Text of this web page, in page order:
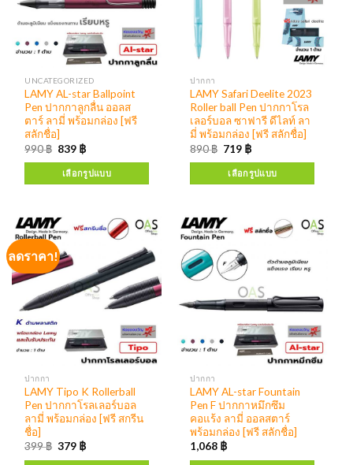
UNCATEGORIZED
LAMY AL-star Ballpoint
Pen ปากกาลูกลื่น ออลส
ตาร์ ลามี่ พร้อมกล่อง [ฟรี
สลักชื่อ]
990฿ 839 ฿
เลือกรูปแบบ
ปากกา
LAMY AL-star Fountain
Pen F ปากกาหมึกซึม
คอแร้ง ลามี่ ออลสตาร์
พร้อมกล่อง [ฟรี สลักชื่อ]
1,068 ฿
ปากกา
LAMY Safari Deelite 2023
Roller ball Pen ปากกาโรล
เลอร์บอล ซาฟารี ดีไลท์ ลา
มี่ พร้อมกล่อง [ฟรี สลักชื่อ]
890฿ 719 ฿
เลือกรูปแบบ
ลดราคา!
ปากกา
LAMY Tipo K Rollerball
Pen ปากกาโรลเลอร์บอล
ลามี่ พร้อมกล่อง [ฟรี สกรีน
ชื่อ]
399฿ 379 ฿